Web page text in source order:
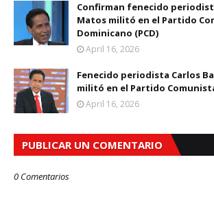
Confirman fenecido
Matos militó en el Partido
Dominicano (PCD)
April 16, 2026
Fenecido periodista Carlos
militó en el Partido
April 16, 2026
PUBLICAR UN COMENTARIO
0 Comentarios